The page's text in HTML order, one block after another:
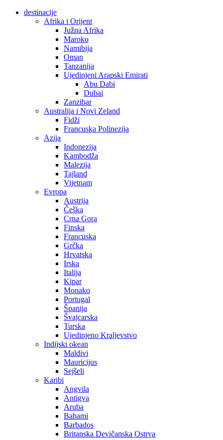
destinacije
Afrika i Orijent
Južna Afrika
Maroko
Namibija
Oman
Tanzanija
Ujedinjeni Arapski Emirati
Abu Dabi
Dubai
Zanzibar
Australija i Novi Zeland
Fidži
Francuska Polinezija
Azija
Indonezija
Kambodža
Malezija
Tajland
Vijetnam
Evropa
Austrija
Češka
Crna Gora
Finska
Francuska
Grčka
Hrvatska
Irska
Italija
Kipar
Monako
Portugal
Španija
Švajcarska
Turska
Ujedinjeno Kraljevstvo
Indijski okean
Maldivi
Mauricijus
Sejšeli
Karibi
Angvila
Antigva
Aruba
Bahami
Barbados
Britanska Devičanska Ostrva